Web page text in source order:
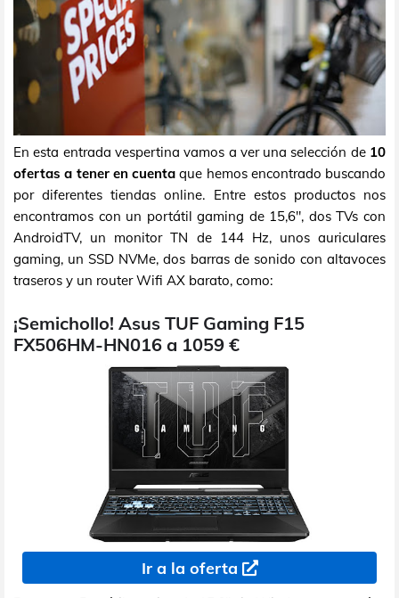
En esta entrada vespertina vamos a ver una selección de 10
ofertas a tener en cuenta que hemos encontrado buscando
por diferentes tiendas online. Entre estos productos nos
encontramos con un portátil gaming de 15,6", dos TVs con
AndroidTV, un monitor TN de 144 Hz, unos auriculares
gaming, un SSD NVMe, dos barras de sonido con altavoces
traseros y un router Wifi AX barato, como:
¡Semichollo! Asus TUF Gaming F15
FX506HM-HN016 a 1059 €
Ir a la oferta